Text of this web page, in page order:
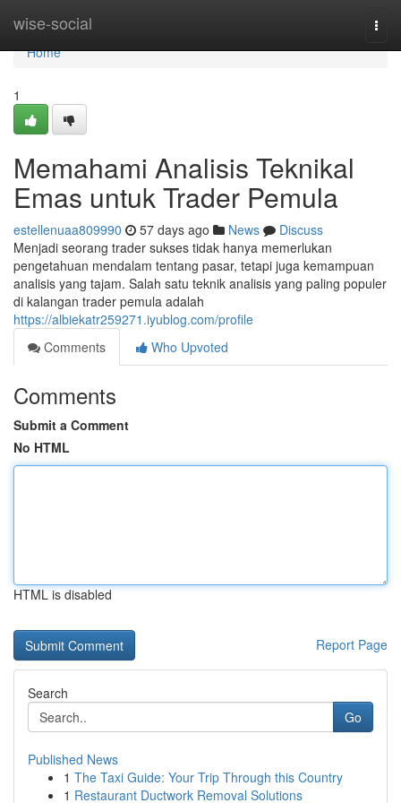
wise-social
Home
Home
1
Memahami Analisis Teknikal
Emas untuk Trader Pemula
estellenuaa809990 57 days ago News
Discuss
Menjadi seorang trader sukses tidak hanya memerlukan
pengetahuan mendalam tentang pasar, tetapi juga kemampuan
analisis yang tajam. Salah satu teknik analisis yang paling populer
di kalangan trader pemula adalah
https://albiekatr259271.iyublog.com/profile
Comments
Who Upvoted
Comments
Submit a Comment
No HTML
HTML is disabled
Report Page
Search
Go
Published News
1 The Taxi Guide: Your Trip Through this Country
1 Restaurant Ductwork Removal Solutions